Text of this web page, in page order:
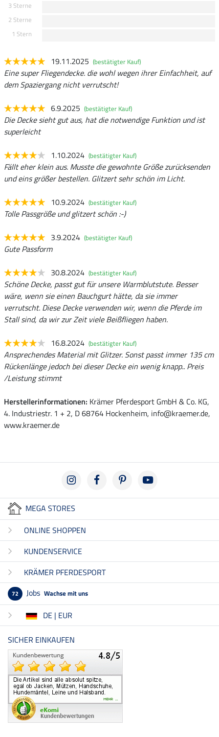
3 Sterne
2 Sterne
1 Stern
19.11.2025 (bestätigter Kauf)
Eine super Fliegendecke. die wohl wegen ihrer Einfachheit, auf
dem Spaziergang nicht verrutscht!
6.9.2025 (bestätigter Kauf)
Die Decke sieht gut aus, hat die notwendige Funktion und ist
superleicht
1.10.2024 (bestätigter Kauf)
Fällt eher klein aus. Musste die gewohnte Größe zurücksenden
und eins größer bestellen. Glitzert sehr schön im Licht.
10.9.2024 (bestätigter Kauf)
Tolle Passgröße und glitzert schön :-)
3.9.2024 (bestätigter Kauf)
Gute Passform
30.8.2024 (bestätigter Kauf)
Schöne Decke, passt gut für unsere Warmblutstute. Besser
wäre, wenn sie einen Bauchgurt hätte, da sie immer
verrutscht. Diese Decke verwenden wir, wenn die Pferde im
Stall sind, da wir zur Zeit viele Beißfliegen haben.
16.8.2024 (bestätigter Kauf)
Ansprechendes Material mit Glitzer. Sonst passt immer 135 cm
Rückenlänge jedoch bei dieser Decke ein wenig knapp.. Preis
/Leistung stimmt
Herstellerinformationen: Krämer Pferdesport GmbH & Co. KG,
4. Industriestr. 1 + 2, D 68764 Hockenheim, info@kraemer.de,
www.kraemer.de
MEGA STORES
ONLINE SHOPPEN
KUNDENSERVICE
KRÄMER PFERDESPORT
72 Jobs Wachse mit uns
DE | EUR
SICHER EINKAUFEN